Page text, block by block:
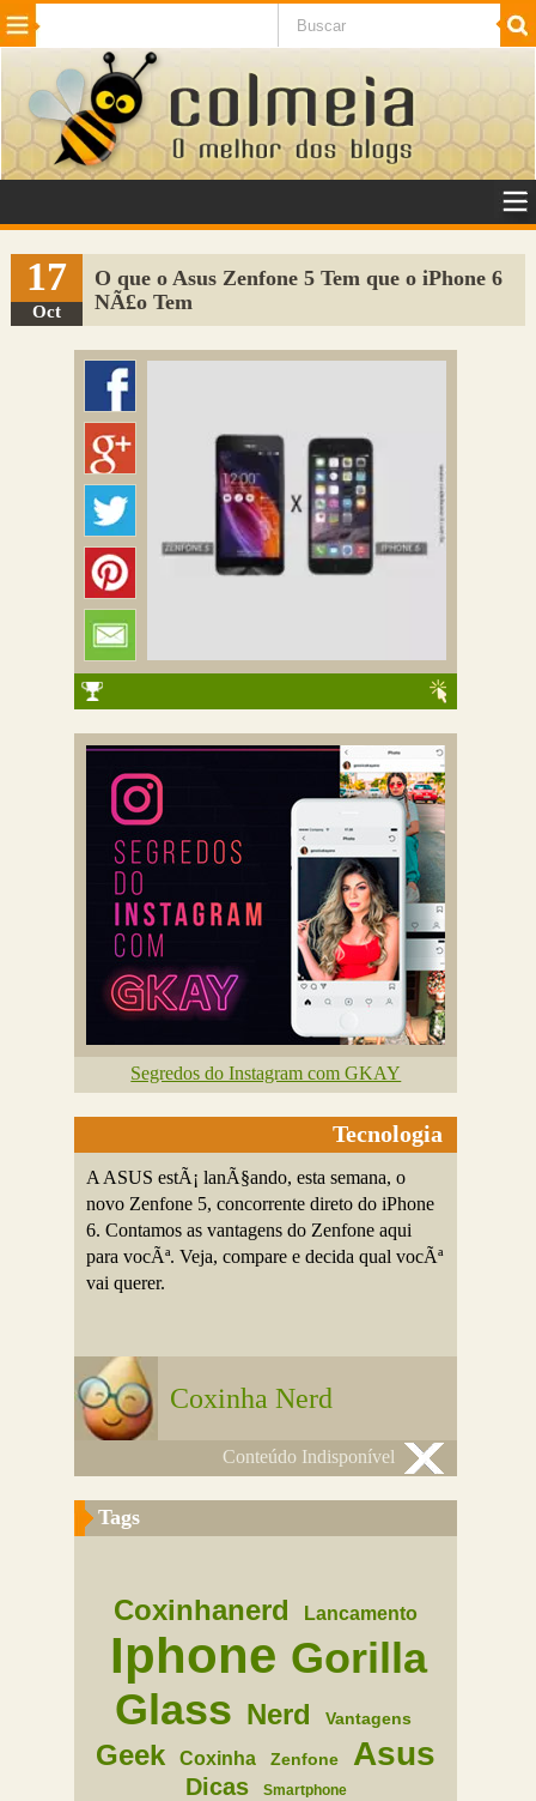
Beleza Cinema e TV
Internet Jogos NotÃ­cias SaÃºde
VeÃ­culos Adulto
Sugerir Link
Adicionar Blog
Colmeia Exchange
17
Oct
O que o Asus Zenfone 5 Tem que o iPhone 6
NÃ£o Tem
Segredos do Instagram com GKAY
Tecnologia
A ASUS estÃ¡ lanÃ§ando, esta semana, o
novo Zenfone 5, concorrente direto do iPhone
6. Contamos as vantagens do Zenfone aqui
para vocÃª. Veja, compare e decida qual vocÃª
vai querer.
Coxinha Nerd
Conteúdo Indisponível
Tags
Coxinhanerd Lancamento
Iphone Gorilla
Glass Nerd Vantagens
Geek Coxinha Zenfone Asus
Dicas Smartphone